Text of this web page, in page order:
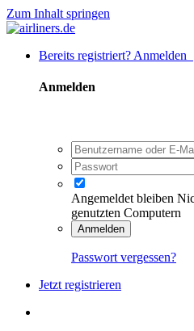
Zum Inhalt springen
Bereits registriert? Anmelden
Anmelden
Angemeldet bleiben
genutzten Computern
Anmelden
Passwort vergessen?
Jetzt registrieren